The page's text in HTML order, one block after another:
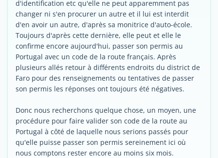
d'identification etc qu'elle ne peut apparemment pas
changer ni s'en procurer un autre et il lui est interdit
d'en avoir un autre, d'après sa monitrice d'auto-école.
Toujours d'après cette dernière, elle peut et elle le
confirme encore aujourd'hui, passer son permis au
Portugal avec un code de la route français. Après
plusieurs allés retour à différents endroits du district de
Faro pour des renseignements ou tentatives de passer
son permis les réponses ont toujours été négatives.
Donc nous recherchons quelque chose, un moyen, une
procédure pour faire valider son code de la route au
Portugal à côté de laquelle nous serions passés pour
qu'elle puisse passer son permis sereinement ici où
nous comptons rester encore au moins six mois.